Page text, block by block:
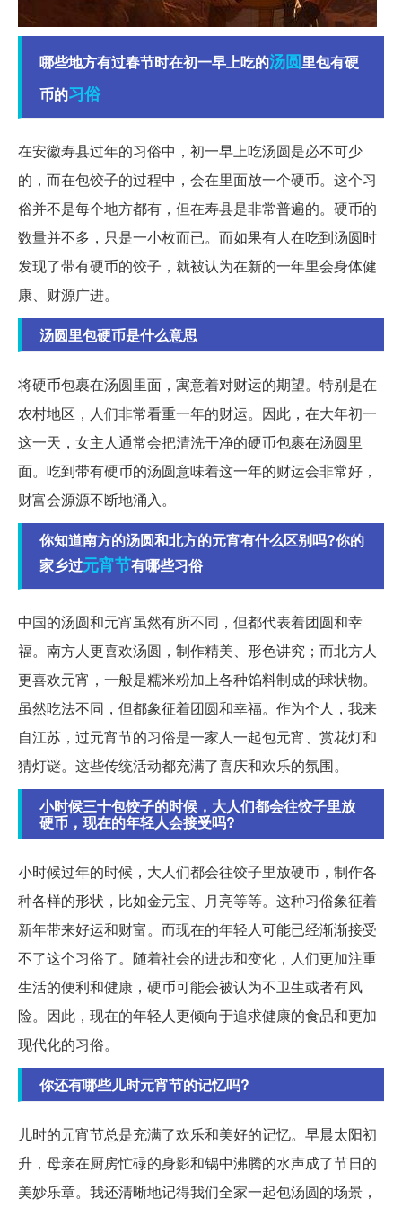
哪些地方有过春节时在初一早上吃的汤圆里包有硬
币的习俗
在安徽寿县过年的习俗中，初一早上吃汤圆是必不可少
的，而在包饺子的过程中，会在里面放一个硬币。这个习
俗并不是每个地方都有，但在寿县是非常普遍的。硬币的
数量并不多，只是一小枚而已。而如果有人在吃到汤圆时
发现了带有硬币的饺子，就被认为在新的一年里会身体健
康、财源广进。
汤圆里包硬币是什么意思
将硬币包裹在汤圆里面，寓意着对财运的期望。特别是在
农村地区，人们非常看重一年的财运。因此，在大年初一
这一天，女主人通常会把清洗干净的硬币包裹在汤圆里
面。吃到带有硬币的汤圆意味着这一年的财运会非常好，
财富会源源不断地涌入。
你知道南方的汤圆和北方的元宵有什么区别吗?你的
家乡过元宵节有哪些习俗
中国的汤圆和元宵虽然有所不同，但都代表着团圆和幸
福。南方人更喜欢汤圆，制作精美、形色讲究；而北方人
更喜欢元宵，一般是糯米粉加上各种馅料制成的球状物。
虽然吃法不同，但都象征着团圆和幸福。作为个人，我来
自江苏，过元宵节的习俗是一家人一起包元宵、赏花灯和
猜灯谜。这些传统活动都充满了喜庆和欢乐的氛围。
小时候三十包饺子的时候，大人们都会往饺子里放
硬币，现在的年轻人会接受吗?
小时候过年的时候，大人们都会往饺子里放硬币，制作各
种各样的形状，比如金元宝、月亮等等。这种习俗象征着
新年带来好运和财富。而现在的年轻人可能已经渐渐接受
不了这个习俗了。随着社会的进步和变化，人们更加注重
生活的便利和健康，硬币可能会被认为不卫生或者有风
险。因此，现在的年轻人更倾向于追求健康的食品和更加
现代化的习俗。
你还有哪些儿时元宵节的记忆吗?
儿时的元宵节总是充满了欢乐和美好的记忆。早晨太阳初
升，母亲在厨房忙碌的身影和锅中沸腾的水声成了节日的
美妙乐章。我还清晰地记得我们全家一起包汤圆的场景，